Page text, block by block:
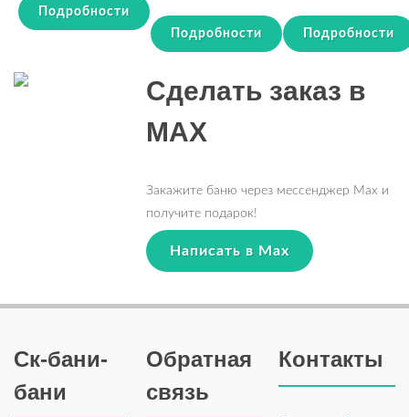
Подробности
Подробности Подробности
Сделать заказ в
MAX
Закажите баню через мессенджер Max и
получите подарок!
Написать в Max
Ск-бани-
бани
Обратная
связь
Контакты